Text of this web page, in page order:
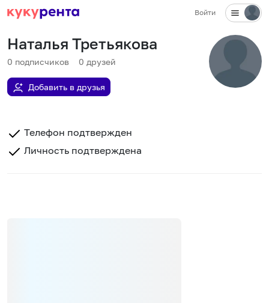
Войти
Наталья Третьякова
0 подписчиков 0 друзей
Добавить в друзья
Телефон подтвержден
Личность подтверждена